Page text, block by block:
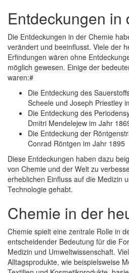
Entdeckungen in
Die Entdeckungen in der Chemie
verändert und beeinflusst. Viele der
Erfindungen wären ohne
möglich gewesen. Einige der
waren:#
Die Entdeckung des
Scheele und Joseph Priestley
Die Entdeckung des
Dmitri Mendelejew im Jahr
Die Entdeckung der
Conrad Röntgen im Jahr 1895
Diese Entdeckungen haben dazu
von Chemie und der Welt zu
erheblichen Einfluss auf die Medizin
Technologie gehabt.
Chemie in der
Chemie spielt eine zentrale Rolle in
entscheidender Bedeutung für die
Medizin und Umweltwissenschaft.
Alltagsprodukte, wie beispielsweise